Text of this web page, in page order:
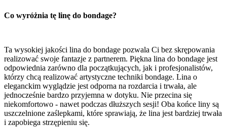
Co wyróżnia tę linę do bondage?
Ta wysokiej jakości lina do bondage pozwala Ci bez skrępowania
realizować swoje fantazje z partnerem. Piękna lina do bondage jest
odpowiednia zarówno dla początkujących, jak i profesjonalistów,
którzy chcą realizować artystyczne techniki bondage. Lina o
eleganckim wyglądzie jest odporna na rozdarcia i trwała, ale
jednocześnie bardzo przyjemna w dotyku. Nie przecina się
niekomfortowo - nawet podczas dłuższych sesji! Oba końce liny są
uszczelnione zaślepkami, które sprawiają, że lina jest bardziej trwała
i zapobiega strzępieniu się.